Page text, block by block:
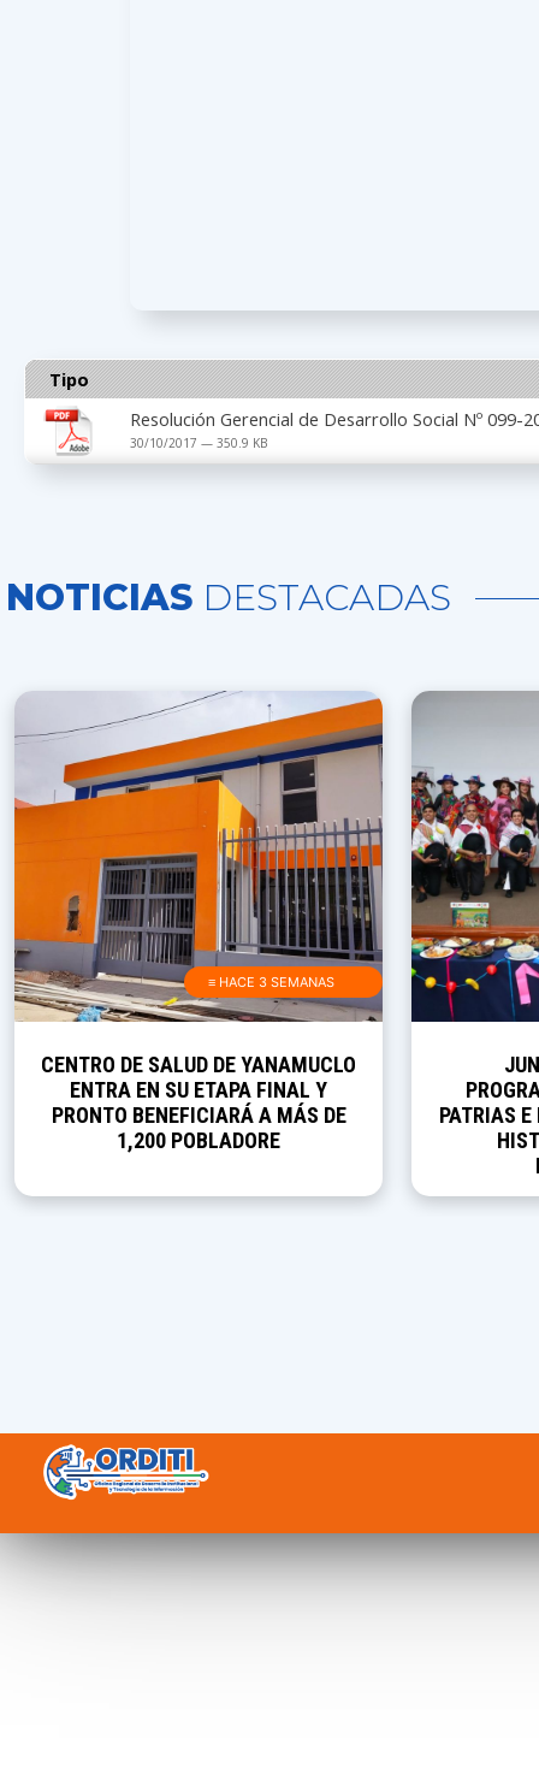
Tipo
Resolución Gerencial de Desarrollo Social Nº 099-
30/10/2017 — 350.9 KB
NOTICIAS DESTACADAS
≡ HACE 3 SEMANAS
CENTRO DE SALUD DE YANAMUCLO
ENTRA EN SU ETAPA FINAL Y
PRONTO BENEFICIARÁ A MÁS DE
1,200 POBLADORE
PATRIAS